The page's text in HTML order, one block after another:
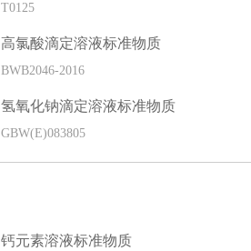
T0125
高氯酸滴定溶液标准物质
BWB2046-2016
氢氧化钠滴定溶液标准物质
GBW(E)083805
钙元素溶液标准物质